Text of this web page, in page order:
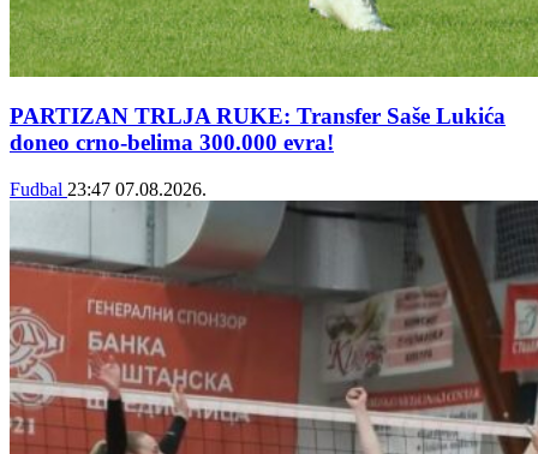
PARTIZAN TRLJA RUKE: Transfer Saše Lukića
doneo crno-belima 300.000 evra!
Fudbal 23:47 07.08.2026.